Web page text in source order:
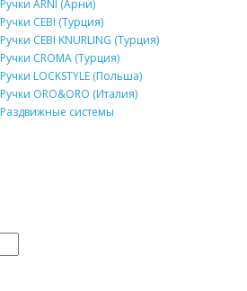
Ручки ARNI (Арни)
Ручки CEBI (Турция)
Ручки CEBI KNURLING (Турция)
Ручки CROMA (Турция)
Ручки LOCKSTYLE (Польша)
Ручки ORO&ORO (Италия)
Раздвижные системы